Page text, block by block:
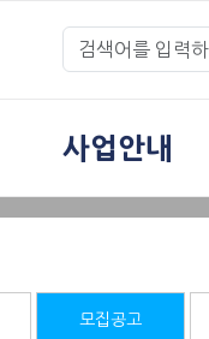
사업안내
모집공고